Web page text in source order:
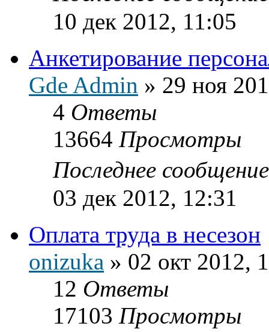
10 дек 2012, 11:05
Анкетирование
Gde Admin » 29 ноя
4 Ответы
13664 Просмотры
Последнее
03 дек 2012, 12:31
Оплата труда в несезон
onizuka » 02 окт 2012,
12 Ответы
17103 Просмотры